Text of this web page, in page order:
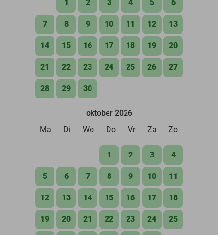
1 2 3 4 5 6
7 8 9 10 11 12 13
14 15 16 17 18 19 20
21 22 23 24 25 26 27
28 29 30
oktober 2026
Ma
Di Wo Do Vr Za Zo
1 2 3 4
5 6 7 8 9 10 11
12 13 14 15 16 17 18
19 20 21 22 23 24 25